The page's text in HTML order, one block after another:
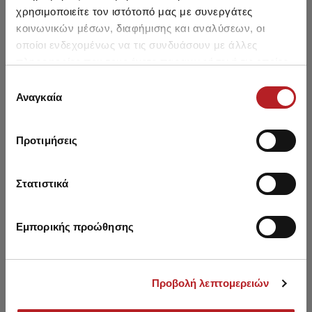
χρησιμοποιείτε τον ιστότοπό μας με συνεργάτες
κοινωνικών μέσων, διαφήμισης και αναλύσεων, οι
οποίοι ενδεχομένως να τις συνδυάσουν με άλλες
των υπηρεσιών τους.
συγκατάθεσης
Αναγκαία
Προτιμήσεις
Στατιστικά
Εμπορικής προώθησης
Προβολή λεπτομερειών
SALE